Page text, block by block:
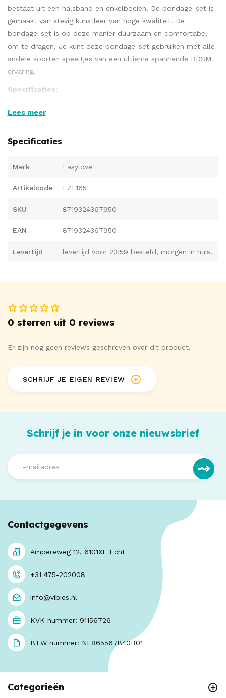
bestaat uit een halsband en enkelboeien. De bondage-set is
gemaakt van stevig kunstleer van hoge kwaliteit. De
bondage-set is op deze manier duurzaam en comfortabel
om te dragen. Je kunt deze bondage-set gebruiken met alle
andere soorten speeltjes van een ultieme spannende BDSM
ervaring.
Specificaties:
Lees meer
Specificaties
Merk Easylove
Artikelcode EZL165
SKU 8719324367950
EAN 8719324367950
Levertijd levertijd voor 23:59 besteld, morgen in huis.
0 sterren uit 0 reviews
Er zijn nog geen reviews geschreven over dit product.
SCHRIJF JE EIGEN REVIEW
Schrijf je in voor onze nieuwsbrief
Contactgegevens
Ampereweg 12, 6101XE Echt
+31 475-202008
info@vibies.nl
KVK nummer: 91156726
BTW nummer: NL865567840B01
Categorieën